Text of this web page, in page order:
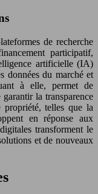
de recherche
participatif,
artificielle (IA)
données du marché et
à elle, permet de
la transparence
telles que la
en réponse aux
transforment le
et de nouveaux